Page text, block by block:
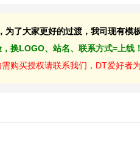
为了大家更好的过渡，我司现有模
换LOGO、站名、联系方式=上线
购买授权请联系我们，DT爱好者